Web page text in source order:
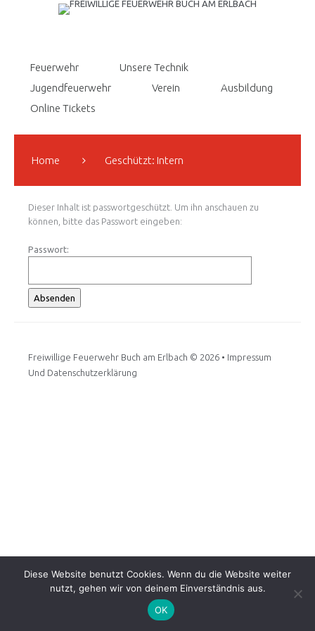
Feuerwehr
Unsere Technik
Jugendfeuerwehr
Verein
Ausbildung
Online Tickets
Home Geschützt: Intern
Dieser Inhalt ist passwortgeschützt. Um ihn anschauen zu
können, bitte das Passwort eingeben:
Passwort:
Freiwillige Feuerwehr Buch am Erlbach © 2026 • Impressum
Und Datenschutzerklärung
Diese Website benutzt Cookies. Wenn du die Website weiter
nutzt, gehen wir von deinem Einverständnis aus.
OK